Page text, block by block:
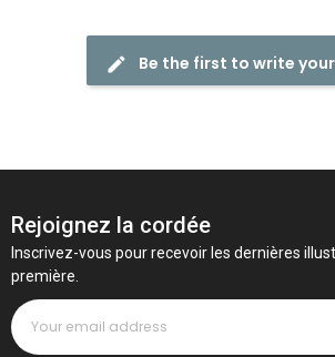
Be the first to write
Rejoignez la cordée
Inscrivez-vous pour recevoir les dernières
première.